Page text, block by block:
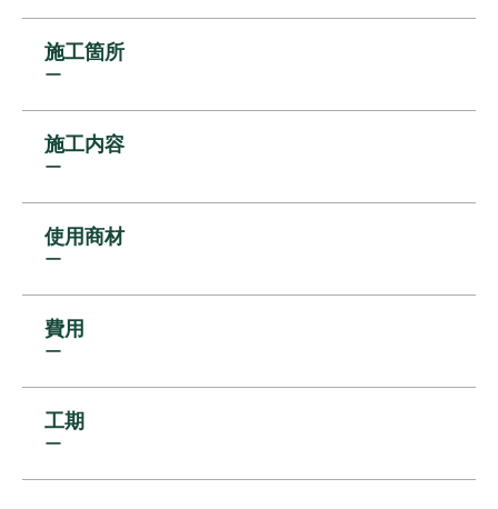
施工箇所
ー
施工内容
ー
使用商材
ー
費用
ー
工期
ー